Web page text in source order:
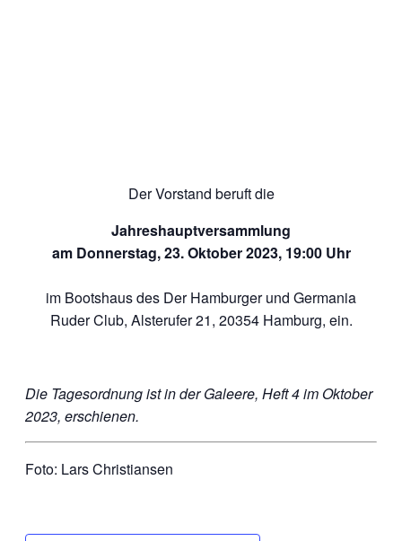
Der Vorstand beruft die
Jahreshauptversammlung
am Donnerstag, 23. Oktober 2023, 19:00 Uhr
im Bootshaus des Der Hamburger und Germania
Ruder Club, Alsterufer 21, 20354 Hamburg, ein.
Die Tagesordnung ist in der Galeere, Heft 4 im Oktober
2023, erschienen.
Foto: Lars Christiansen